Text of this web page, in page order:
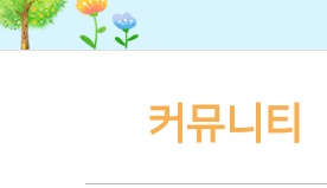
커뮤니티